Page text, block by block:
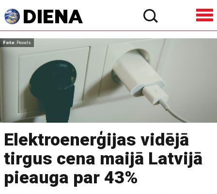
Foto: Pexels
Elektroenerģijas vidējā
tirgus cena maijā Latvijā
pieauga par 43%